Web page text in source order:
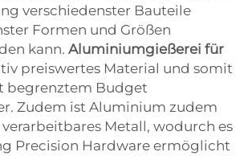
verschiedenster Bauteile
Formen und Größen
kann. Aluminiumgießerei für
preiswertes Material und somit
begrenztem Budget
Zudem ist Aluminium zudem
Metall, wodurch es
Precision Hardware ermöglicht